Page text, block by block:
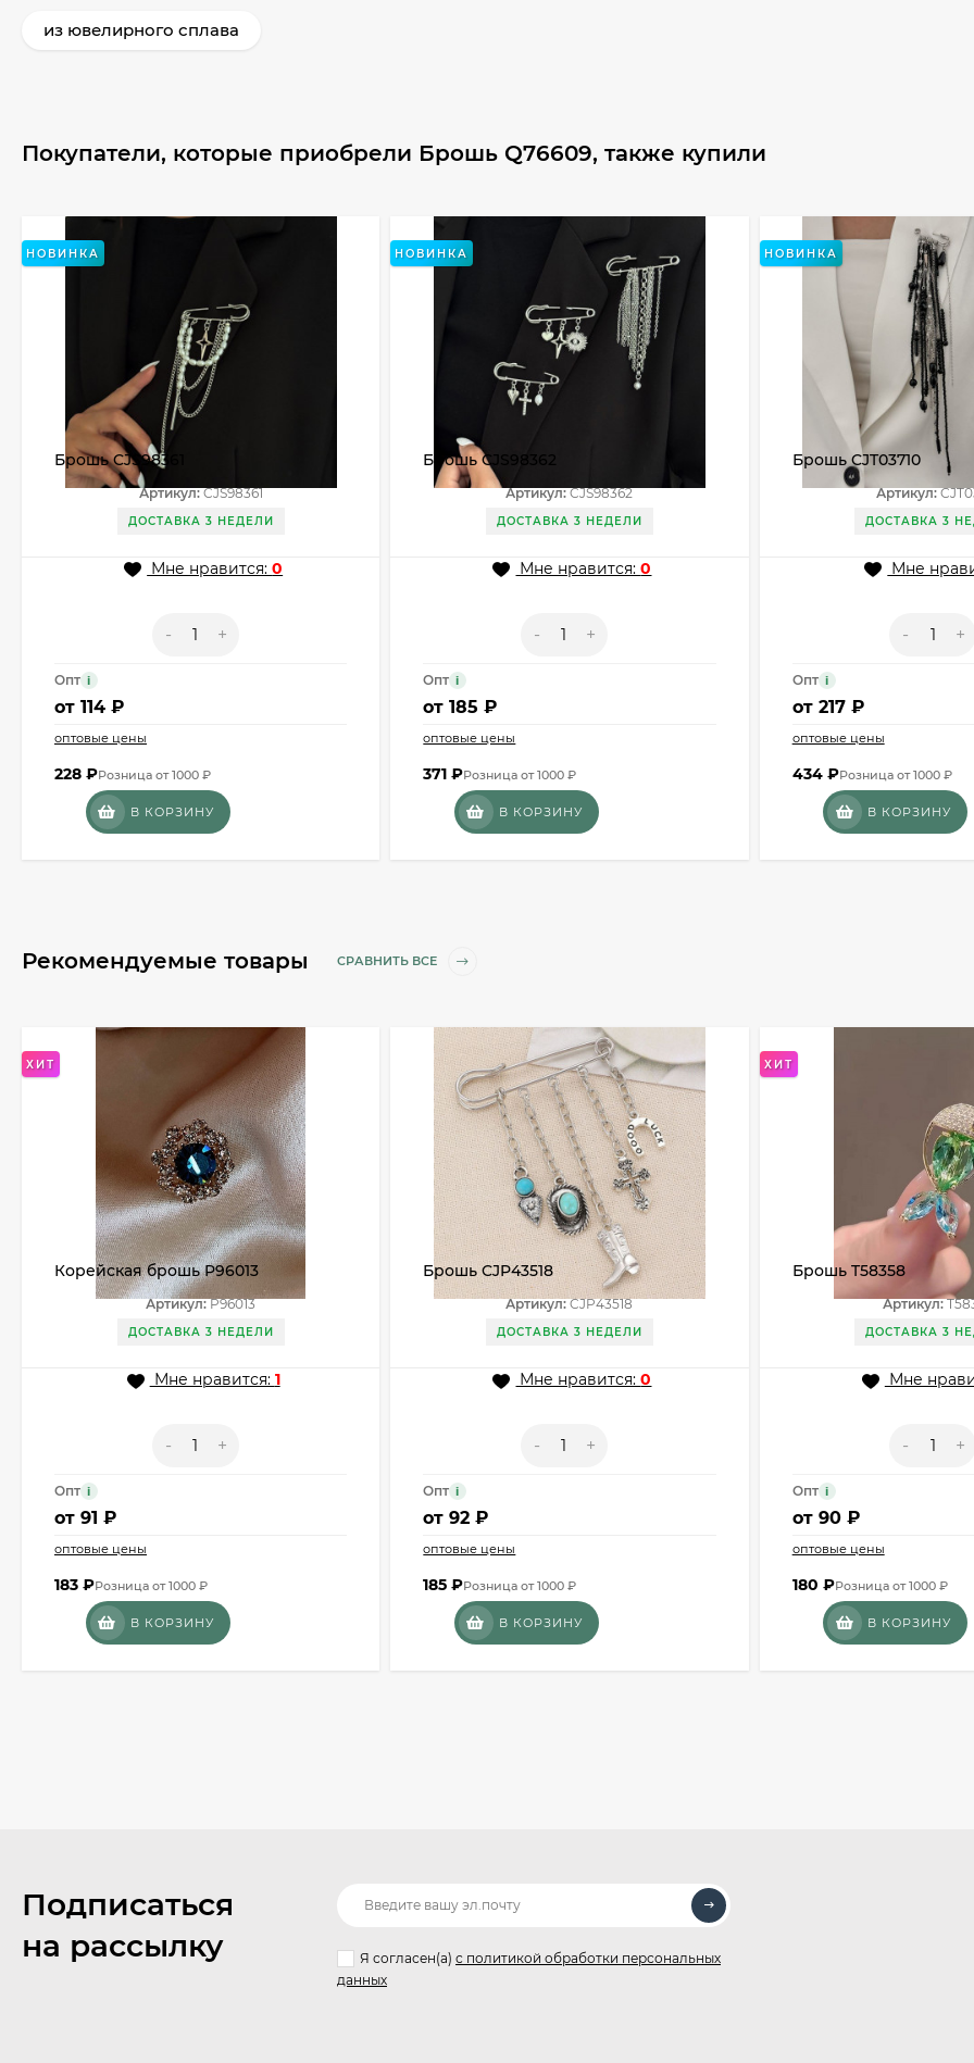
из ювелирного сплава
Покупатели, которые приобрели Брошь Q76609, также купили
НОВИНКА
Брошь CJS98361
Артикул:CJS98361
ДОСТАВКА 3 НЕДЕЛИ
Мне нравится:0
- +
Опт i
от 114 ₽
оптовые цены
228 ₽Розница от 1000 ₽
В КОРЗИНУ
НОВИНКА
Брошь CJS98362
Артикул:CJS98362
ДОСТАВКА 3 НЕДЕЛИ
Мне нравится:0
- +
Опт i
от185 ₽
оптовые цены
371₽Розница от 1000 ₽
В КОРЗИНУ
НОВИНКА
Брошь CJT03710
Артикул:
ДОСТАВКА 3
Мне
- +
Опт i
от 217 ₽
оптовые цены
434 ₽Розница от 1000 ₽
В КОРЗИНУ
Рекомендуемые товары СРАВНИТЬ ВСЕ
ХИТ
Корейская брошь P96013
Артикул:P96013
ДОСТАВКА 3 НЕДЕЛИ
Мне нравится: 1
- +
Опт i
от 91 ₽
оптовые цены
183 ₽Розница от 1000 ₽
В КОРЗИНУ
Брошь CJP43518
Артикул:CJP43518
ДОСТАВКА 3 НЕДЕЛИ
Мне нравится:0
- +
Опт i
от92 ₽
оптовые цены
185₽Розница от 1000 ₽
В КОРЗИНУ
ХИТ
Брошь T58358
Артикул:
ДОСТАВКА 3
Мне
- +
Опт i
от 90 ₽
оптовые цены
180 ₽Розница от 1000 ₽
В КОРЗИНУ
Подписаться
на рассылку
Я согласен(a) с политикой обработки персональных
данных